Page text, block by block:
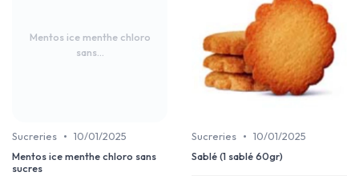
Mentos ice menthe chloro
sans...
Sucreries • 10/01/2025
Mentos ice menthe chloro sans
sucres
Sucreries • 10/01/2025
Sablé (1 sablé 60gr)